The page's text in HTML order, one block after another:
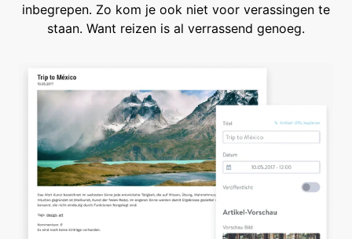
inbegrepen. Zo kom je ook niet voor verassingen te
staan. Want reizen is al verrassend genoeg.